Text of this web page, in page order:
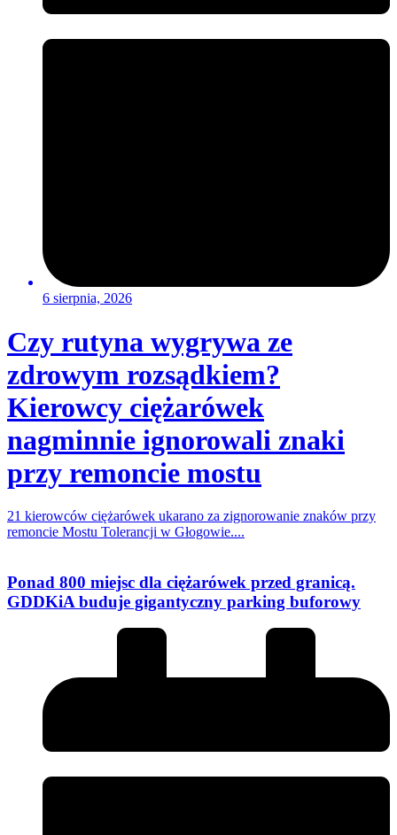
6 sierpnia, 2026
Czy rutyna wygrywa ze
zdrowym rozsądkiem?
Kierowcy ciężarówek
nagminnie ignorowali znaki
przy remoncie mostu
21 kierowców ciężarówek ukarano za zignorowanie znaków przy
remoncie Mostu Tolerancji w Głogowie....
Ponad 800 miejsc dla ciężarówek przed granicą.
GDDKiA buduje gigantyczny parking buforowy